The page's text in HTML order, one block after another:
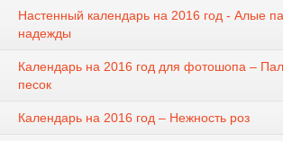
Настенный календарь на 2016 год - Алые
надежды
Календарь на 2016 год для фотошопа –
песок
Календарь на 2016 год – Нежность роз